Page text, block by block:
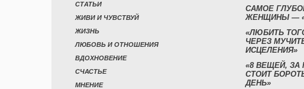
СТАТЬИ
ЖИВИ И ЧУВСТВУЙ
ЖИЗНЬ
ЛЮБОВЬ И ОТНОШЕНИЯ
ВДОХНОВЕНИЕ
СЧАСТЬЕ
МНЕНИЕ
САМОЕ
ЖЕНЩИНЫ —
«ЛЮБИТЬ
ЧЕРЕЗ
ИСЦЕЛЕНИЯ»
«8 ВЕЩЕЙ,
СТОИТ
ДЕНЬ»